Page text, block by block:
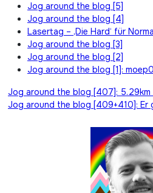
Jog around the blog [5]
Jog around the blog [4]
Lasertag – ‚Die Hard‘ für
Jog around the blog [3]
Jog around the blog [2]
Jog around the blog [1]:
Beitragsnavigation
Jog around the blog [407]: 5.29km
Jog around the blog [409+410]: Er